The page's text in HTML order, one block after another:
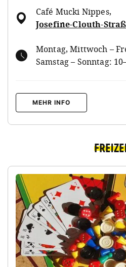
Café Mucki Nippes,
Josefine-Clouth-
Montag, Mittwoch –
Samstag – Sonntag:
MEHR INFO